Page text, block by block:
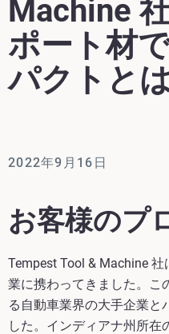
Machine
ポート材
パクトと
2022年9月16日
お客様のプ
Tempest Tool & Machine
業に携わってきました。こ
る自動車業界の大手企業と
した。インディアナ州所